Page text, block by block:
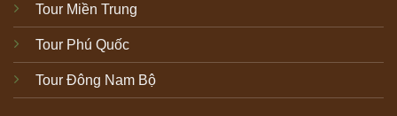
Tour Miền Trung
Tour Phú Quốc
Tour Đông Nam Bộ